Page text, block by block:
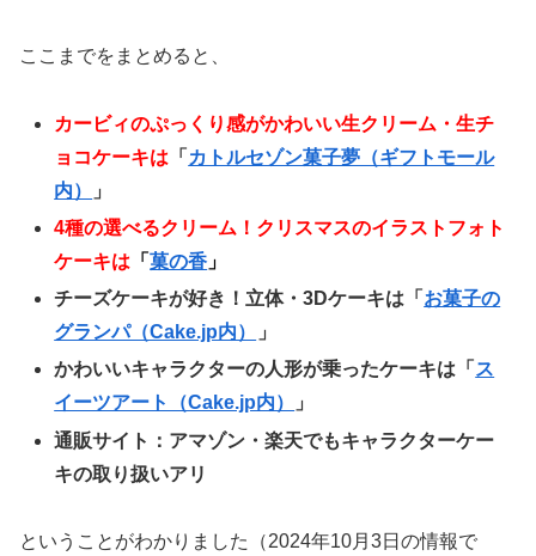
ここまでをまとめると、
カービィのぷっくり感がかわいい生クリーム・生チ
ョコケーキは 「 カトルセゾン菓子夢（ギフトモール
内）
」
4種の選べるクリーム！クリスマスのイラストフォト
ケーキは 「菓の香 」
チーズケーキが好き！立体・3Dケーキは 「 お菓子の
グランパ（Cake.jp内）
」
かわいいキャラクターの人形が乗ったケーキは「 ス
イーツアート（Cake.jp内）
」
通販サイト：アマゾン・楽天でもキャラクターケー
キの取り扱いアリ
ということがわかりました（2024年10月3日の情報で